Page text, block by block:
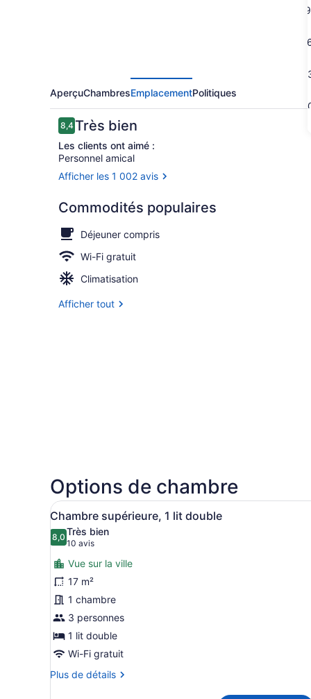
9
AperçuChambresEmplacementPolitiques
Avis
8,48,4 sur 10 –
Très bien
Les clients ont aimé :
Personnel amical
Afficher les 1 002 avis
Commodités populaires
Déjeuner compris
Wi-Fi gratuit
Climatisation
Afficher tout
Options de chambre
Afficher
toutes
les
photos
pour
ce
type
de
chambre :
Chambre
supérieure,
1
Une chambre d’hôtel
9
Chambre supérieure, 1 lit double
8,08,0 sur 10
Très bien
10 avis
(10 avis)
Vue sur la ville
17 m²
1 chambre
3 personnes
1 lit double
Wi-Fi gratuit
Plus de détails
Plus